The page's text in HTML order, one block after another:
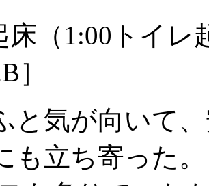
床（1:00トイ
］
と気が向いて
も立ち寄った